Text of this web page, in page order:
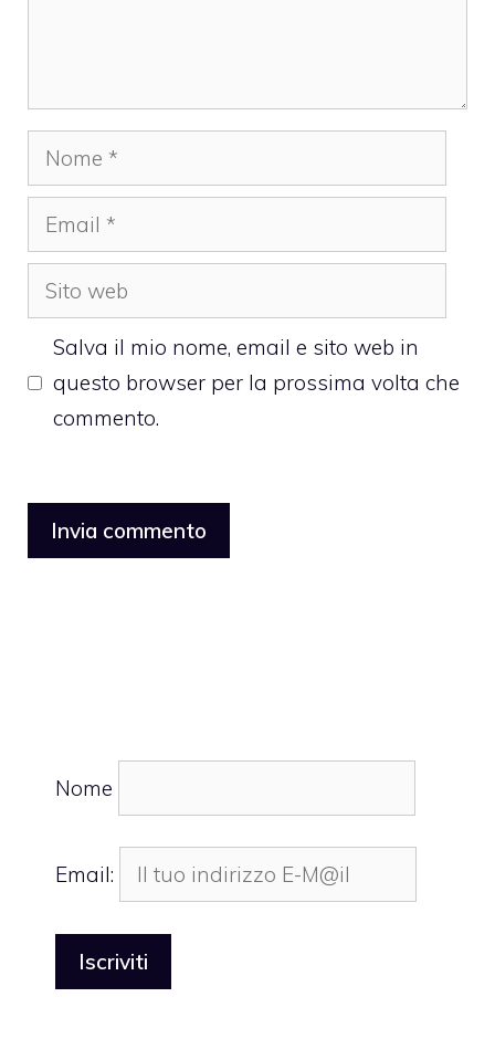
Nome
Email
Sito
web
Salva il mio nome, email e sito web in
questo browser per la prossima volta che
commento.
Nome
Email: